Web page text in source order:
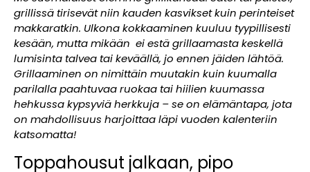
grillissä tirisevät niin kauden kasvikset kuin perinteiset
makkaratkin. Ulkona kokkaaminen kuuluu tyypillisesti
kesään, mutta mikään ei estä grillaamasta keskellä
lumisinta talvea tai keväällä, jo ennen jäiden lähtöä.
Grillaaminen on nimittäin muutakin kuin kuumalla
parilalla paahtuvaa ruokaa tai hiilien kuumassa
hehkussa kypsyviä herkkuja – se on elämäntapa, jota
on mahdollisuus harjoittaa läpi vuoden kalenteriin
katsomatta!
Toppahousut jalkaan, pipo